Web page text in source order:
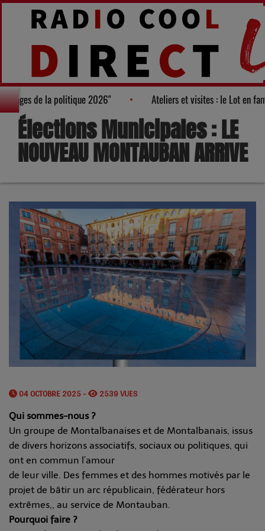
des "100 nouveaux visages de la politique 2026" Ateliers et
Élections Municipales : LE
NOUVEAU MONTAUBAN ARRIVE
04 OCTOBRE 2025 - 2539 VUES
Qui sommes-nous ?
Un groupe de Montalbanaises et de Montalbanais, issus
de divers horizons associatifs, sociaux ou politiques, qui
ont en commun l’amour
de leur ville. Des femmes et des hommes motivés par le
projet de bâtir un arc républicain, fédérateur hors
extrêmes,, au service de Montauban.
Pourquoi faire ?